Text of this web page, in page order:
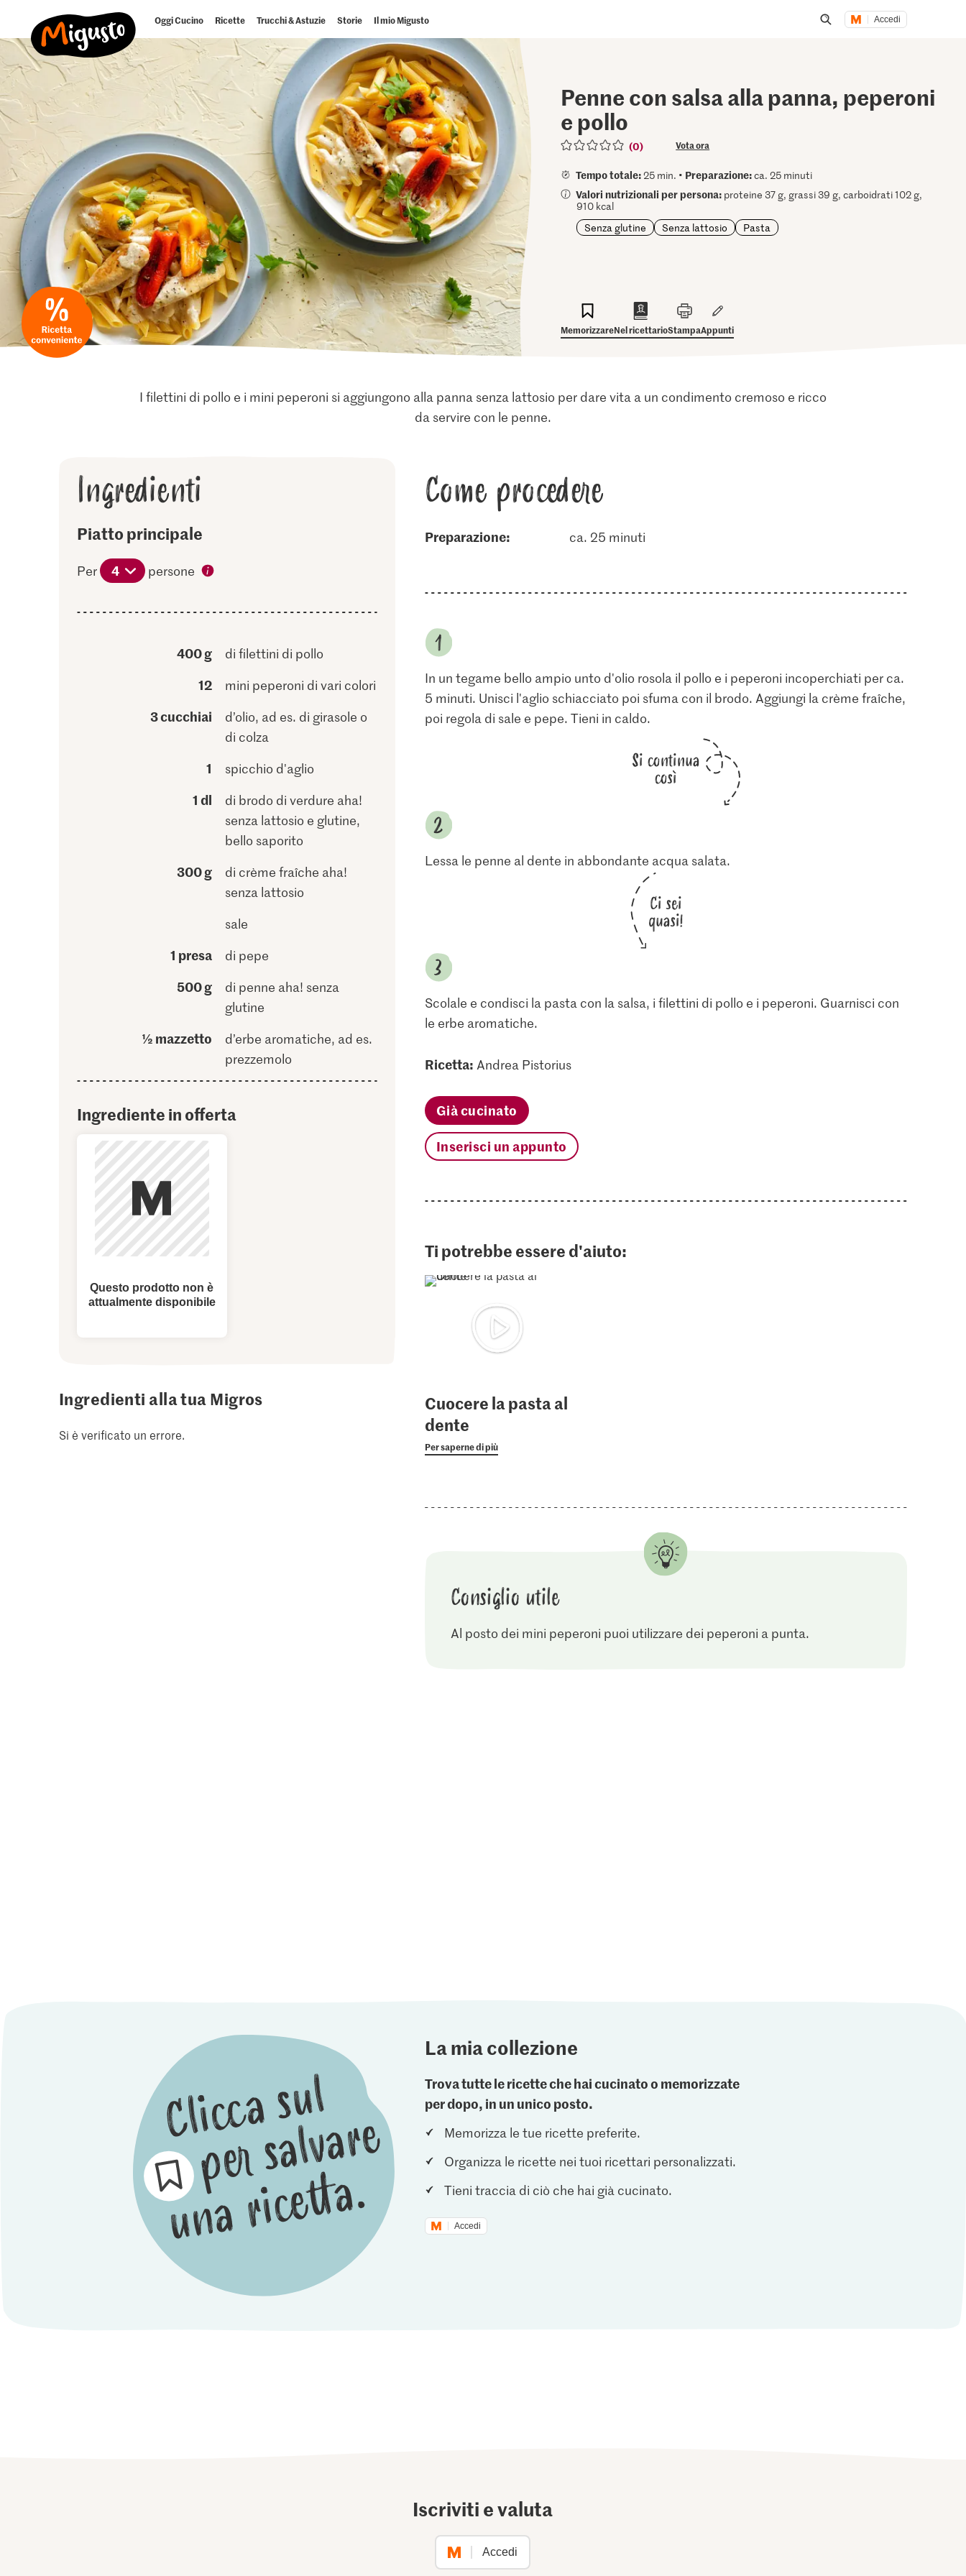
Oggi Cucino Ricette Trucchi & Astuzie Storie Il mio Migusto Accedi
Penne con salsa alla panna, peperoni
e pollo
(0) Vota ora
Tempo totale:25 min. • Preparazione:ca. 25 minuti
Valori nutrizionali per persona: proteine 37 g, grassi 39 g, carboidrati 102 g,
910 kcal
Senza glutine
Senza lattosio Pasta
MemorizzareNel ricettarioStampaAppunti
I filettini di pollo e i mini peperoni si aggiungono alla panna senza lattosio per dare vita a un condimento cremoso e ricco
da servire con le penne.
Ingredienti
Piatto principale
Per 4 persone
400 g di filettini di pollo
12 mini peperoni di vari colori
3 cucchiai
d’olio, ad es. di girasole o
di colza
1 spicchio d'aglio
1 dl
di brodo di verdure aha!
senza lattosio e glutine,
bello saporito
300 g
di crème fraîche aha!
senza lattosio
sale
1 presa di pepe
500 g
di penne aha! senza
glutine
½ mazzetto
d’erbe aromatiche, ad es.
prezzemolo
Ingrediente in offerta
Questo prodotto non è
attualmente disponibile
Ingredienti alla tua Migros
Si è verificato un errore.
Come procedere
Preparazione: ca. 25 minuti
In un tegame bello ampio unto d'olio rosola il pollo e i peperoni incoperchiati per ca.
5 minuti. Unisci l'aglio schiacciato poi sfuma con il brodo. Aggiungi la crème fraîche,
poi regola di sale e pepe. Tieni in caldo.
Si continua
così
Lessa le penne al dente in abbondante acqua salata.
Ci sei
quasi!
Scolale e condisci la pasta con la salsa, i filettini di pollo e i peperoni. Guarnisci con
le erbe aromatiche.
Ricetta: Andrea Pistorius
Già cucinato
Inserisci un appunto
Ti potrebbe essere d'aiuto:
Cuocere la pasta al
dente
Per saperne di più
Consiglio utile
Al posto dei mini peperoni puoi utilizzare dei peperoni a punta.
La mia collezione
Trova tutte le ricette che hai cucinato o memorizzate
per dopo, in un unico posto.
Memorizza le tue ricette preferite.
Organizza le ricette nei tuoi ricettari personalizzati.
Tieni traccia di ciò che hai già cucinato.
Accedi
Iscriviti e valuta
Accedi